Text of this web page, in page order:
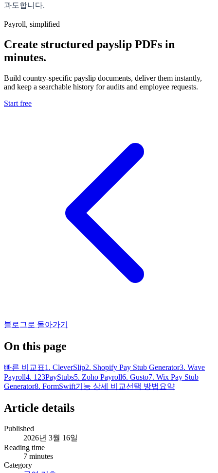
과도합니다.
Payroll, simplified
Create structured payslip PDFs in
minutes.
Build country-specific payslip documents, deliver them instantly,
and keep a searchable history for audits and employee requests.
Start free
블로그로 돌아가기
On this page
빠른 비교표1. CleverSlip2. Shopify Pay Stub Generator3. Wave
Payroll4. 123PayStubs5. Zoho Payroll6. Gusto7. Wix Pay Stub
Generator8. FormSwift기능 상세 비교선택 방법 요약
Article details
Published
2026년 3월 16일
Reading time
7 minutes
Category